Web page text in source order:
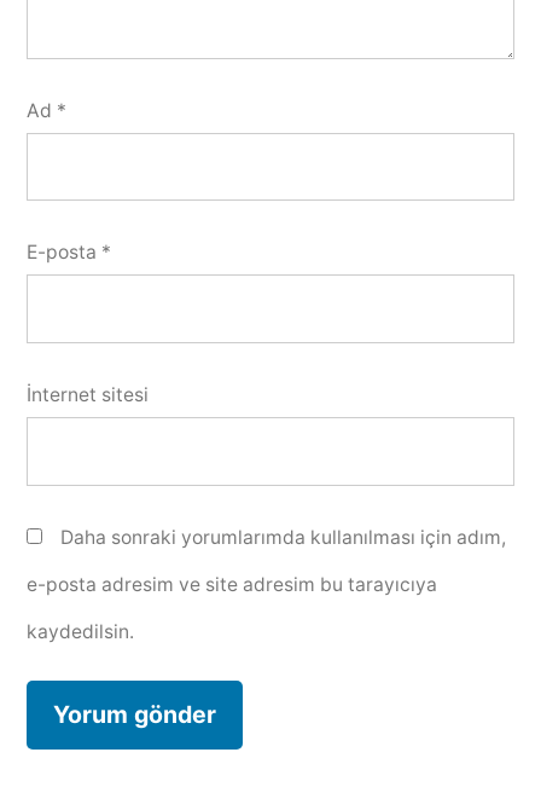
Ad *
E-posta *
İnternet sitesi
Daha sonraki yorumlarımda kullanılması için adım,
e-posta adresim ve site adresim bu tarayıcıya
kaydedilsin.